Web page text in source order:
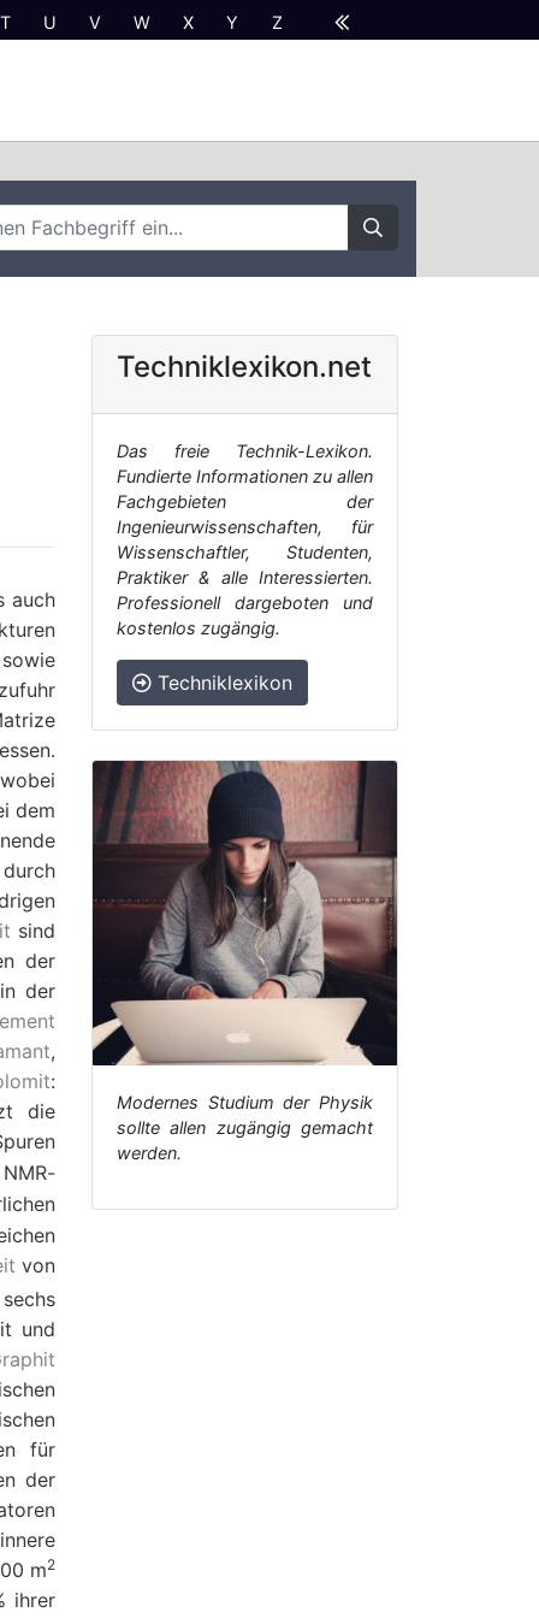
T U V W X Y Z
auch
dem
sind
der
der
,
:
die
von
und
für
der
m2
ihrer
Techniklexikon.net
Das freie Technik-Lexikon.
Fundierte Informationen zu allen
Fachgebieten der
Ingenieurwissenschaften, für
Wissenschaftler, Studenten,
Praktiker & alle Interessierten.
Professionell dargeboten und
kostenlos zugängig.
Techniklexikon
Modernes Studium der Physik
sollte allen zugängig gemacht
werden.